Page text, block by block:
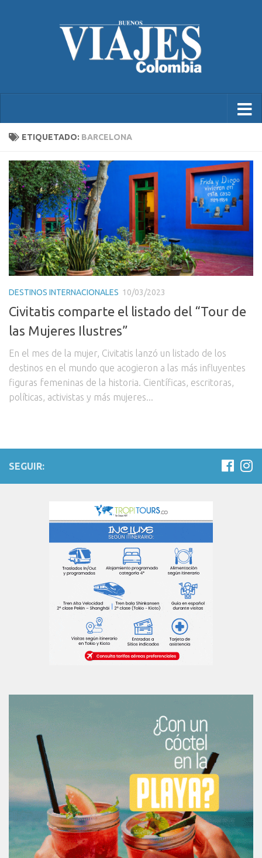
ETIQUETADO: BARCELONA
DESTINOS INTERNACIONALES 10/03/2023
Civitatis comparte el listado del “Tour de
las Mujeres Ilustres”
En el mes de la mujer, Civitatis lanzó un listado de los
destinos en el mundo que acogieron a las más influyentes
figuras femeninas de la historia. Científicas, escritoras,
políticas, activistas y más mujeres...
SEGUIR: